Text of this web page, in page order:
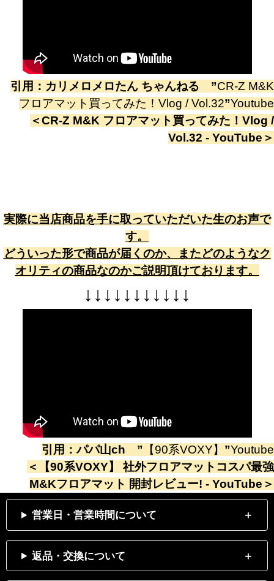
引用： カリメロメロたん ちゃんねる ”CR-Z M&K
フロアマット買ってみた！Vlog / Vol.32”Youtube
＜CR-Z M&K フロアマット買ってみた！Vlog /
Vol.32 - YouTube ＞
実際に当店商品を手に取っていただいた生のお声で
す。
どういった形で商品が届くのか、またどのようなク
オリティの商品なのかご説明頂けております。
↓ ↓ ↓ ↓ ↓ ↓ ↓ ↓ ↓ ↓ ↓
引用：パパ山ch ” 【90系VOXY】 ”Youtube
＜
【90系VOXY】 社外フロアマットコスパ最強
M&Kフロアマット 開封レビュー! - YouTube ＞
営業日・営業時間について
返品・交換について